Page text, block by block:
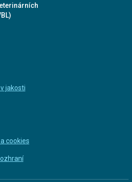
jakosti
cookies